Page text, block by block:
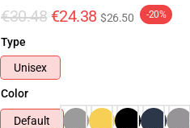
€30.48 €24.38 $26.50 -20%
Type
Unisex
Color
Default